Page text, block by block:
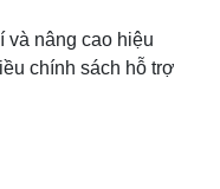
và nâng cao hiệu
chính sách hỗ trợ